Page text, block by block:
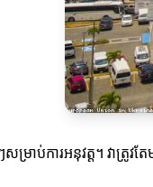
ាប់ការអនុវត្ត។ វាត្រូវ